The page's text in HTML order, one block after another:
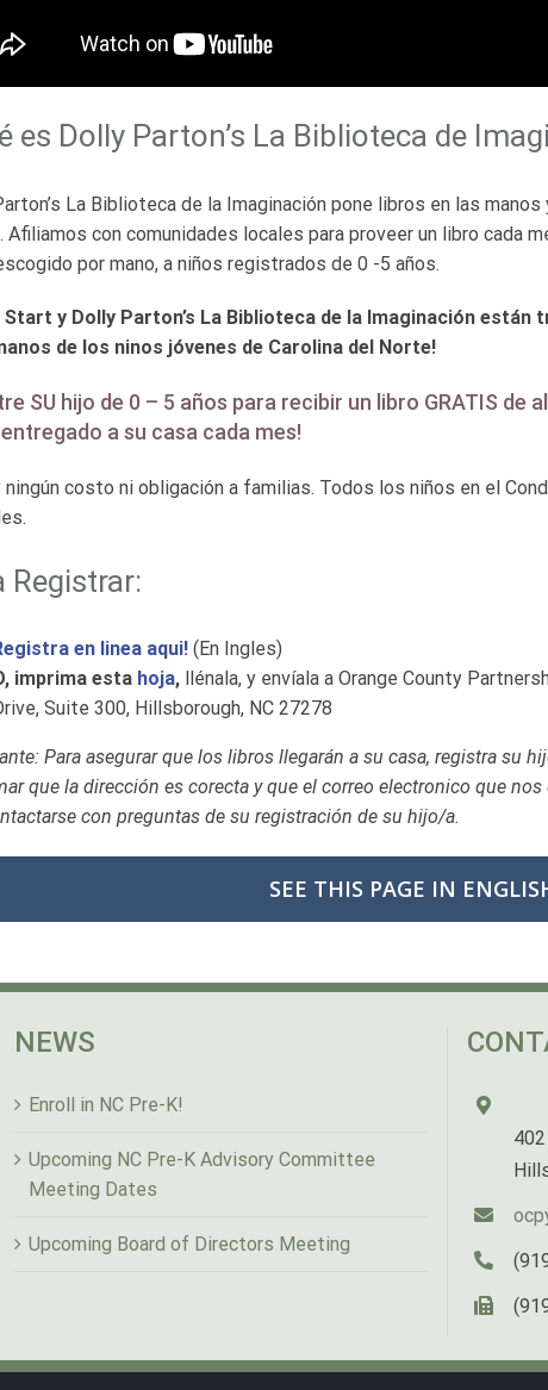
es Dolly Parton’s La Biblioteca de
La Biblioteca de la Imaginación pone libros en las
Afiliamos con comunidades locales para proveer un libro cada
por mano, a niños registrados de 0 -5 años.
y Dolly Parton’s La Biblioteca de la Imaginación
de los ninos jóvenes de Carolina del Norte!
SU hijo de 0 – 5 años para recibir un libro GRATIS de
a su casa cada mes!
ningún costo ni obligación a familias. Todos los niños en el
Registrar:
en linea aqui! (En Ingles)
imprima esta hoja,llénala, y envíala a Orange County
Suite 300, Hillsborough, NC 27278
Para asegurar que los libros llegarán a su casa, registra su
que la dirección es corecta y que el correo electronico que
con preguntas de su registración de su hijo/a.
SEE THIS PAGE IN
NEWS
Enroll in NC Pre-K!
Upcoming NC Pre-K Advisory Committee
Meeting Dates
Upcoming Board of Directors Meeting